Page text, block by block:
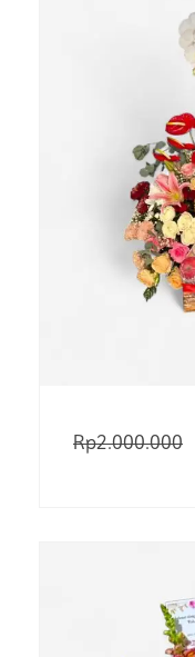
Rp2.000.000